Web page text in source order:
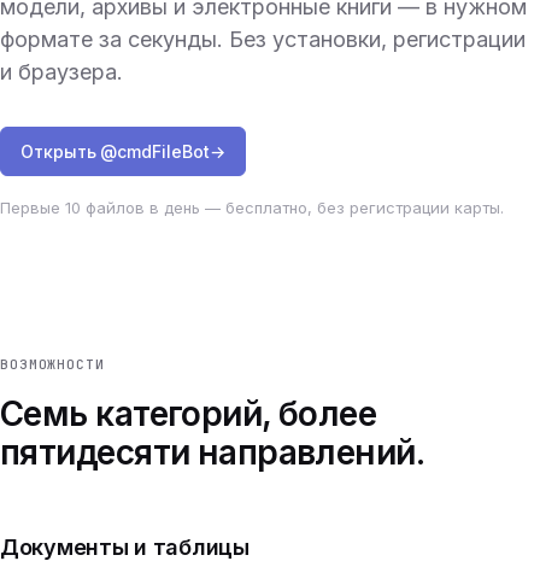
модели, архивы и электронные книги — в нужном
формате за секунды. Без установки, регистрации
и браузера.
Открыть @cmdFileBot→
Первые 10 файлов в день — бесплатно, без регистрации карты.
ВОЗМОЖНОСТИ
Семь категорий, более
пятидесяти направлений.
Документы и таблицы